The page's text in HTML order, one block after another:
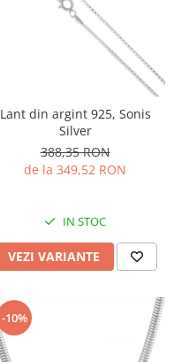
Lant din argint 925, Sonis
Silver
388,35 RON
de la 349,52 RON
IN STOC
VEZI VARIANTE
-10%